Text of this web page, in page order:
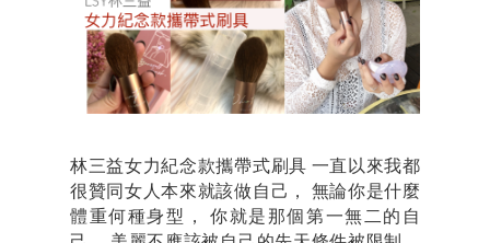
林三益女力紀念款攜帶式刷具 一直以來我都
很贊同女人本來就該做自己， 無論你是什麼
體重何種身型， 你就是那個第一無二的自